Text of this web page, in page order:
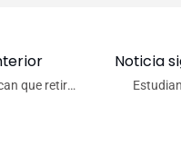
que retiro
Noticia